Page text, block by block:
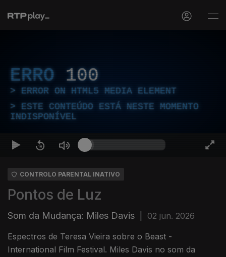
ERRO 100
ERROR ON HTML5 MEDIA ELEMENT
ESTE CONTEÚDO ESTÁ NESTE MOMENTO
INDISPONÍVEL
CONTROLO PARENTAL INATIVO
Pontos de Luz
Som da Mudança: Miles Davis 02 jun. 2026
Espectros de Teresa Vieira sobre o Beast -
International Film Festival. Miles Davis no som da